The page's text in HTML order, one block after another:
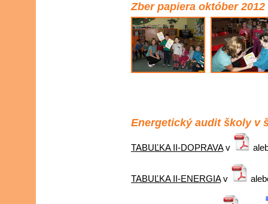
Zber papiera október 2012
Energetický audit školy v
TABUĽKA II-DOPRAVAv
TABUĽKA II-ENERGIAv